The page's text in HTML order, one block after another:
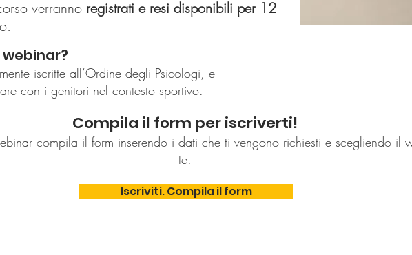
o verranno registrati e resi disponibili per 12
iscritte all’Ordine degli Psicologi, e
con i genitori nel contesto sportivo.
Compila il form per iscriverti!
compila il form inserendo i dati che ti vengono richiesti e scegliendo il
te.
Iscriviti. Compila il form